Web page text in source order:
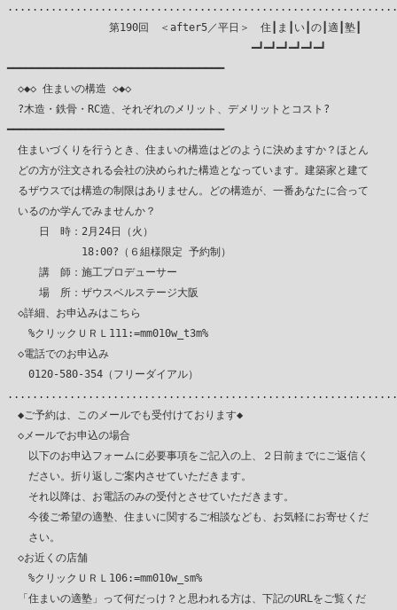
第190回　＜after5／平日＞　住┃ま┃い┃の┃適┃塾┃
━┛━┛━┛━┛━┛━┛
━━━━━━━━━━━━━━━━━━━━━━━━━━━━━━━━━━━
◇◆◇ 住まいの構造 ◇◆◇
?木造・鉄骨・RC造、それぞれのメリット、デメリットとコスト?
━━━━━━━━━━━━━━━━━━━━━━━━━━━━━━━━━━━
住まいづくりを行うとき、住まいの構造はどのように決めますか？ほとん
どの方が注文される会社の決められた構造となっています。建築家と建て
るザウスでは構造の制限はありません。どの構造が、一番あなたに合って
いるのか学んでみませんか？
日　時：2月24日（火）
18:00?（６組様限定 予約制）
講　師：施工プロデューサー
場　所：ザウスベルステージ大阪
◇詳細、お申込みはこちら
%クリックＵＲＬ111:=mm010w_t3m%
◇電話でのお申込み
0120-580-354（フリーダイアル）
◆ご予約は、このメールでも受付けております◆
◇メールでお申込の場合
以下のお申込フォームに必要事項をご記入の上、２日前までにご返信く
ださい。折り返しご案内させていただきます。
それ以降は、お電話のみの受付とさせていただきます。
今後ご希望の適塾、住まいに関するご相談なども、お気軽にお寄せくだ
さい。
◇お近くの店舗
%クリックＵＲＬ106:=mm010w_sm%
「住まいの適塾」って何だっけ？と思われる方は、下記のURLをご覧くだ